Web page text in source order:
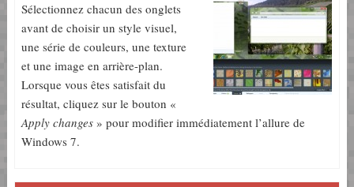
Sélectionnez chacun des onglets
avant de choisir un style visuel,
une série de couleurs, une texture
et une image en arrière-plan.
Lorsque vous êtes satisfait du
résultat, cliquez sur le bouton «
Apply changes» pour modifier immédiatement l’allure de
Windows 7.